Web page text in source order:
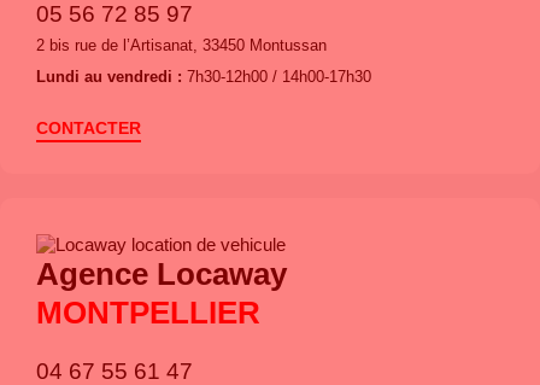
05 56 72 85 97
2 bis rue de l’Artisanat, 33450 Montussan
Lundi au vendredi : 7h30-12h00 / 14h00-17h30
CONTACTER
Agence Locaway
MONTPELLIER
04 67 55 61 47